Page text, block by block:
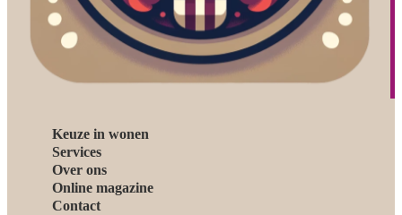
Keuze in wonen
Services
Over ons
Online magazine
Contact